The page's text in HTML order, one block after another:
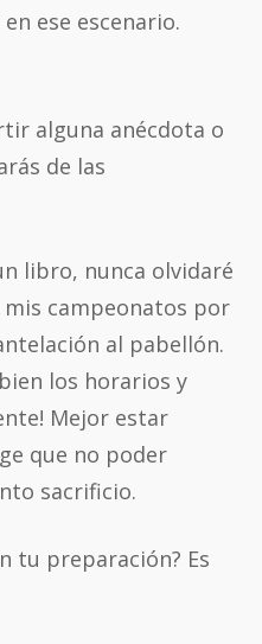
ese escenario.
alguna anécdota o
de las
libro, nunca olvidaré
campeonatos por
al pabellón.
los horarios y
Mejor estar
que no poder
sacrificio.
tu preparación? Es